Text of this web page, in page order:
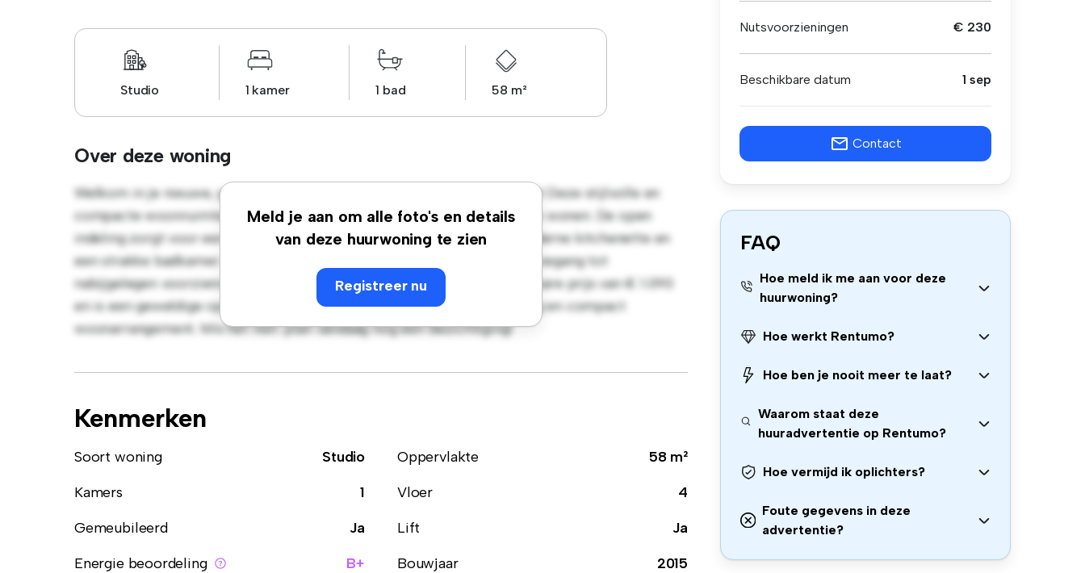
Studio 1 kamer 1 bad 58 m²
Over deze woning
Meld je aan om alle foto's en details
van deze huurwoning te zien
Registreer nu
Welkom in je nieuwe, gezellige studio-appartement in 1160, Auderghem! Deze stijlvolle en
compacte woonruimte biedt alles wat je nodig hebt om comfortabel te wonen. De open
indeling zorgt voor een veelzijdige woon- en slaapruimte, met een moderne kitchenette en
een strakke badkamer. Dankzij de gunstige ligging heb je gemakkelijk toegang tot
nabijgelegen voorzieningen en attracties. Deze studio heeft een betaalbare prijs van € 1.090
en is een geweldige optie voor mensen die op zoek zijn naar een handig en compact
woonarrangement. Mis het niet: plan vandaag nog een bezichtiging!
Kenmerken
Soort woning Studio Oppervlakte
58 m²
Kamers
1 Vloer
4
Gemeubileerd
Ja Lift
Ja
Energie beoordeling
B+ Bouwjaar 2015
Nutsvoorzieningen € 230
Beschikbare datum 1 sep
Contact
FAQ
Hoe meld ik me aan voor deze
huurwoning?
Hoe werkt Rentumo?
Hoe ben je nooit meer te laat?
Waarom staat deze
huuradvertentie op Rentumo?
Hoe vermijd ik oplichters?
Foute gegevens in deze
advertentie?